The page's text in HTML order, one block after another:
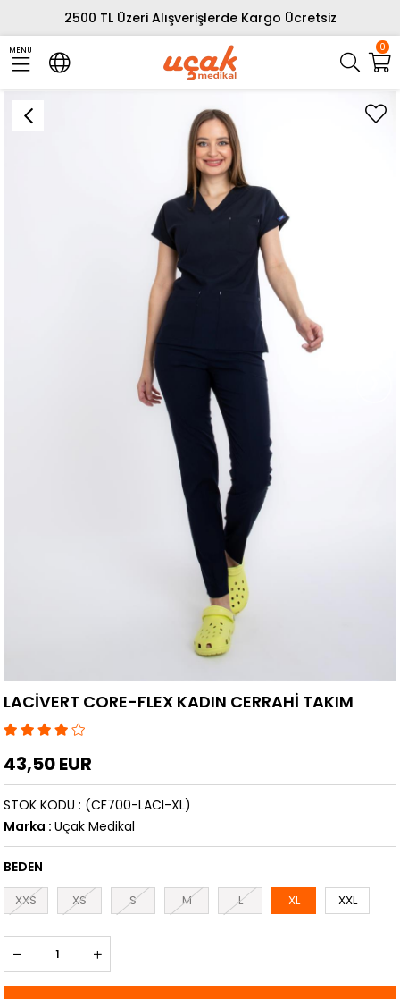
2500 TL Üzeri Alışverişlerde Kargo Ücretsiz
0
MENU
LACİVERT CORE-FLEX KADIN CERRAHİ TAKIM
43,50 EUR
(CF700-LACI-XL)
STOK KODU
Marka : Uçak Medikal
BEDEN
XXS XS S M L XL XXL